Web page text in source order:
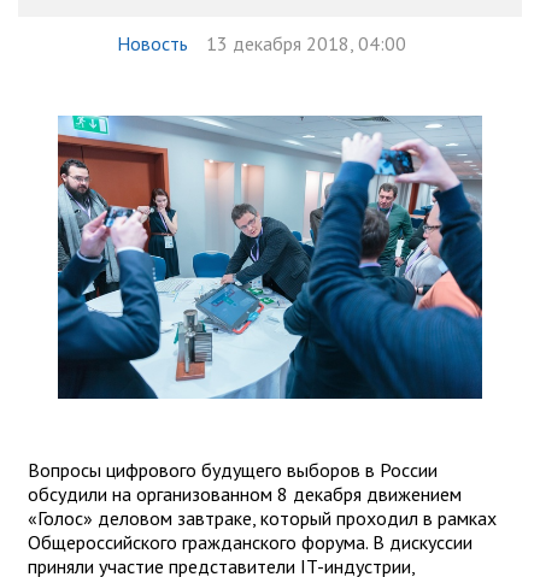
Новость 13 декабря 2018, 04:00
Вопросы цифрового будущего выборов в России
обсудили на организованном 8 декабря движением
«Голос» деловом завтраке, который проходил в рамках
Общероссийского гражданского форума. В дискуссии
приняли участие представители IT-индустрии,